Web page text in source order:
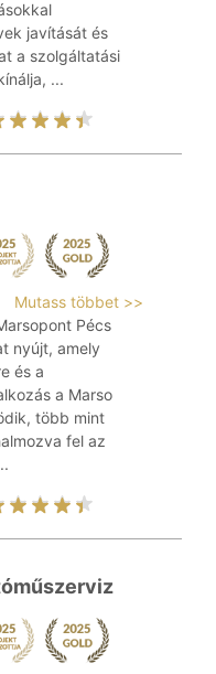
javítását és
a szolgáltatási
...
Mutass többet >>
Pécs
nyújt, amely
és a
a Marso
több mint
fel az